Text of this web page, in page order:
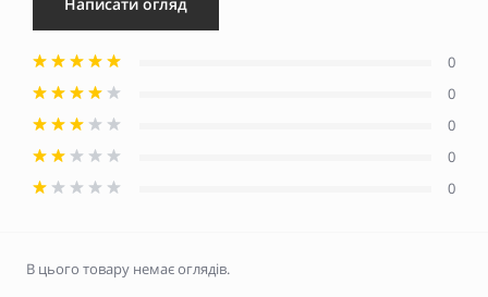
Написати огляд
0
0
0
0
0
В цього товару немає оглядів.